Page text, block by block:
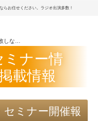
らお任せください。ラジオ出演多数！
しない生前贈与を教えます！」を開
ミナー情
載情報
セミナー開催報